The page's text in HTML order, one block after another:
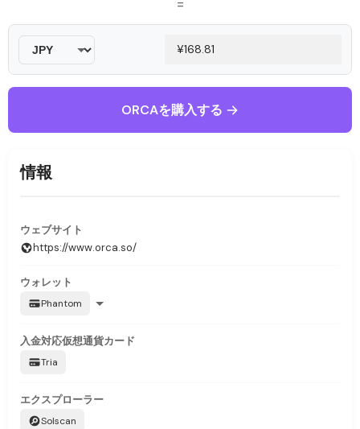
=
ORCAを購入する
情報
ウェブサイト
https://www.orca.so/
ウォレット
Phantom
入金対応仮想通貨カード
Tria
エクスプローラー
Solscan